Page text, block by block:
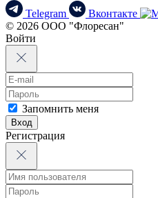
Telegram
Вконтакте
© 2026 ООО "Флоресан"
Войти
Запомнить меня
Вход
Регистрация